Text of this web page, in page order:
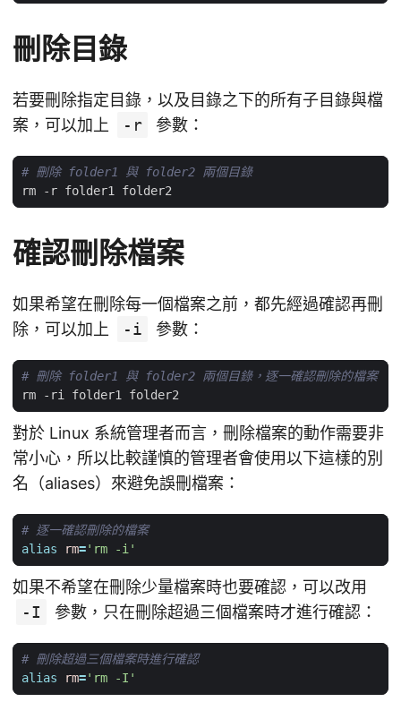
刪除目錄
若要刪除指定目錄，以及目錄之下的所有子目錄與檔
案，可以加上
-r 參數：
# 刪除 folder1 與 folder2 兩個目錄
確認刪除檔案
如果希望在刪除每一個檔案之前，都先經過確認再刪
除，可以加上
-i 參數：
# 刪除 folder1 與 folder2 兩個目錄，逐一確認刪除的檔案
對於 Linux 系統管理者而言，刪除檔案的動作需要非
常小心，所以比較謹慎的管理者會使用以下這樣的別
名（aliases）來避免誤刪檔案：
# 逐一確認刪除的檔案
alias
rm='rm -i'
如果不希望在刪除少量檔案時也要確認，可以改用
-I
參數，只在刪除超過三個檔案時才進行確認：
# 刪除超過三個檔案時進行確認
alias
rm='rm -I'